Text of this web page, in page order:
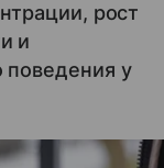
рост
и
поведения у